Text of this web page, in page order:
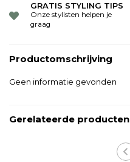
GRATIS STYLING TIPS
Onze stylisten helpen je
graag
Productomschrijving
Geen informatie gevonden
Gerelateerde producten